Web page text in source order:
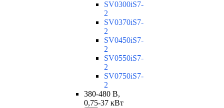
SV0300iS7-
2
SV0370iS7-
2
SV0450iS7-
2
SV0550iS7-
2
SV0750iS7-
2
380-480 В,
0,75-37 кВт